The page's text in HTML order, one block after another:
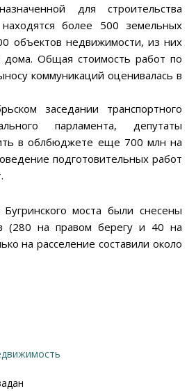
для строительства
находятся более 500 земельных
объектов недвижимости, из них
Общая стоимость работ по
коммуникаций оценивалась в
заседании транспортного
парламента, депутаты
в облбюджете еще 700 млн на
подготовительных работ
моста были снесены
(280 на правом берегу и 40 на
на расселение составили около